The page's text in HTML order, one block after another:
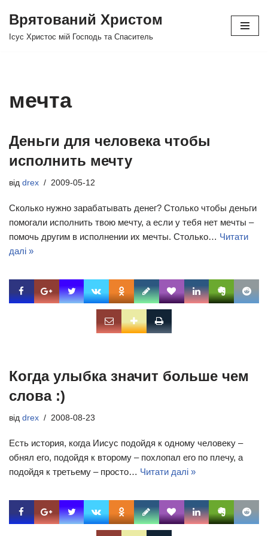
Перейти
Врятований Христом
Ісус Христос мій Господь та Спаситель
мечта
Деньги для человека чтобы
исполнить мечту
від drex 2009-05-12
Сколько нужно зарабатывать денег? Столько чтобы деньги
помогали исполнить твою мечту, а если у тебя нет мечты –
помочь другим в исполнении их мечты. Столько… Читати
далі »
Когда улыбка значит больше чем
слова :)
від drex 2008-08-23
Есть история, когда Иисус подойдя к одному человеку –
обнял его, подойдя к второму – похлопал его по плечу, а
подойдя к третьему – просто… Читати далі »